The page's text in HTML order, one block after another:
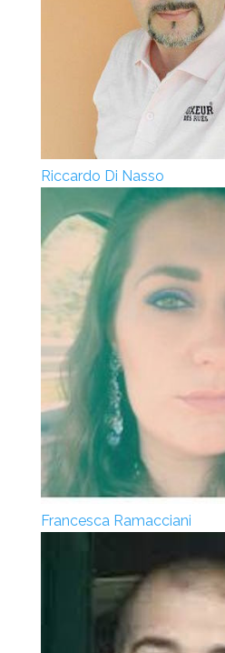
Riccardo Di Nasso
Francesca Ramacciani